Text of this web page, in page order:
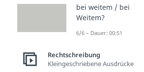
nicht alles
behauptet!
Aufgrund
Verhaltens
ein
bei weitem / bei
Weitem?
6/6 – Dauer: 00:51
Rechtschreibung
Kleingeschriebene Ausdrücke